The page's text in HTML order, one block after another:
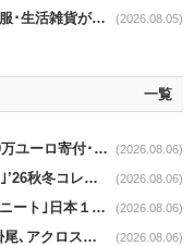
良品計画news｜7月既存店109.5％､夏物衣服･生活雑貨が好調 (2026.08.05)
一覧
ファストリnews｜｢フランス山火事｣へ100万ユーロ寄付･衣料5万点も提供 (2026.08.06)
ユニクロnews｜｢コントワー･デ･コトニエ｣’26秋冬コレクション8/28発売 (2026.08.06)
イオンリテールnews｜北欧スタイル｢グラニート｣日本１号店を自由が丘に開業 (2026.08.06)
平和堂news｜9/18フーズマーケット富山掛尾､アクロスプラザ内に出店 (2026.08.06)